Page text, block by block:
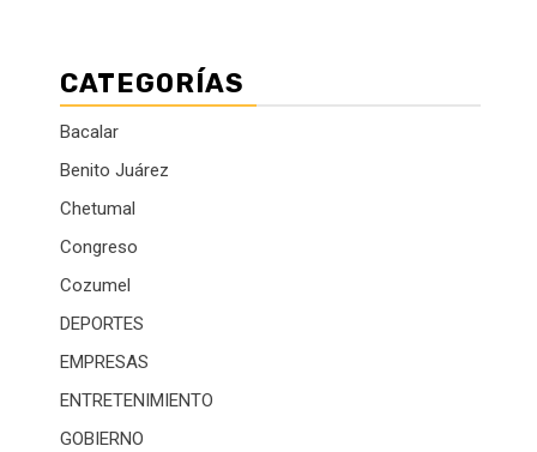
CATEGORÍAS
Bacalar
Benito Juárez
Chetumal
Congreso
Cozumel
DEPORTES
EMPRESAS
ENTRETENIMIENTO
GOBIERNO